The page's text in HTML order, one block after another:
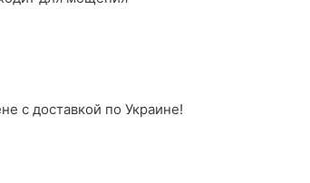
с доставкой по Украине!